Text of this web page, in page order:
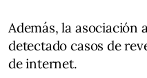
Además, la asociación
detectado casos de
de internet.